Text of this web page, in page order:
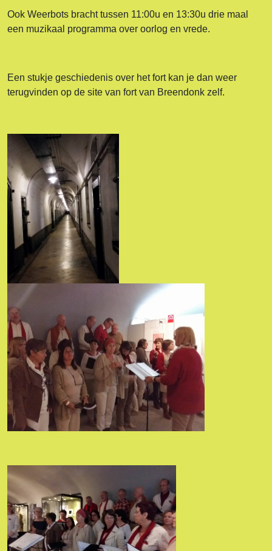
Ook Weerbots bracht tussen 11:00u en 13:30u drie maal
een muzikaal programma over oorlog en vrede.
Een stukje geschiedenis over het fort kan je dan weer
terugvinden op de site van fort van Breendonk zelf.